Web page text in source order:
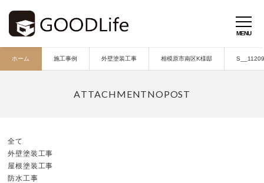
ホーム 施工事例 外壁塗装工事 相模原市南区K様邸
全て
外壁塗装工事
屋根塗装工事
防水工事